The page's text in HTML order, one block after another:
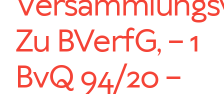
Zu BVerfG, – 1
BvQ 94/20 –